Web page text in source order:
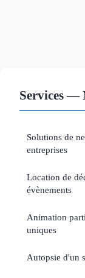
Services —
Solutions de
entreprises
Location de
évènements
Animation
uniques
Autopsie d'un